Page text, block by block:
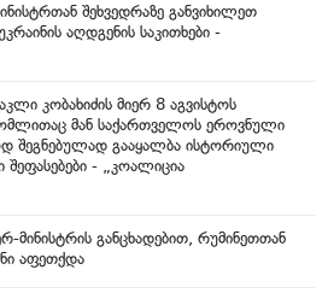
შეხვედრაზე განვიხილეთ
აღდგენის საკითხები -
კობახიძის მიერ 8 აგვისტოს
მან საქართველოს ეროვნული
შეგნებულად გააყალბა ისტორიული
- „კოალიცია
მინისტრის განცხადებით, რუმინეთთან
აფეთქდა